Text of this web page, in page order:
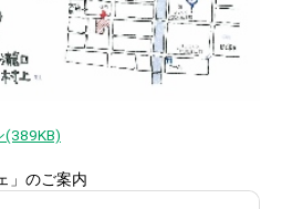
(389KB)
」のご案内